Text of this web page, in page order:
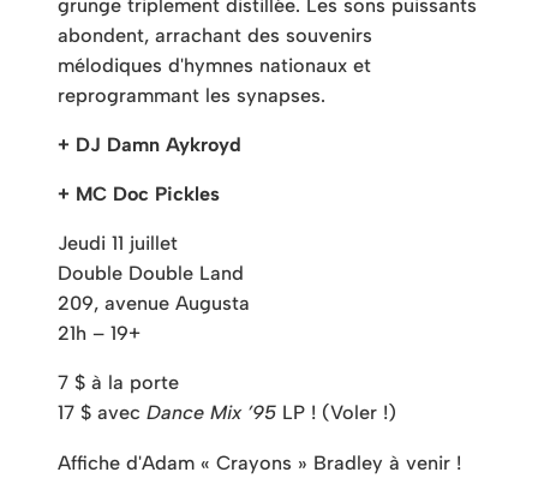
grunge triplement distillée. Les sons puissants
abondent, arrachant des souvenirs
mélodiques d'hymnes nationaux et
reprogrammant les synapses.
+ DJ Damn Aykroyd
+ MC Doc Pickles
Jeudi 11 juillet
Double Double Land
209, avenue Augusta
21h – 19+
7 $ à la porte
17 $ avec Dance Mix ’95 LP ! (Voler !)
Affiche d'Adam « Crayons » Bradley à venir !